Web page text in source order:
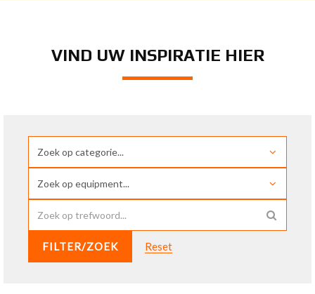
VIND UW INSPIRATIE HIER
FILTER/ZOEK Reset